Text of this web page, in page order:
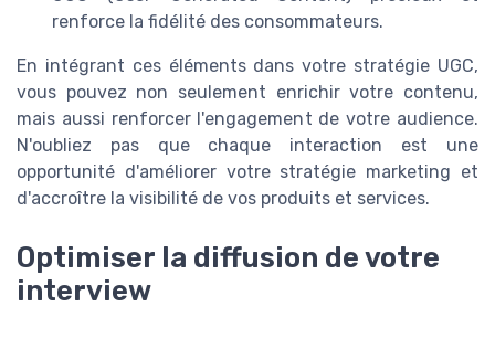
renforce la fidélité des consommateurs.
En intégrant ces éléments dans votre stratégie UGC,
vous pouvez non seulement enrichir votre contenu,
mais aussi renforcer l'engagement de votre audience.
N'oubliez pas que chaque interaction est une
opportunité d'améliorer votre stratégie marketing et
d'accroître la visibilité de vos produits et services.
Optimiser la diffusion de votre
interview